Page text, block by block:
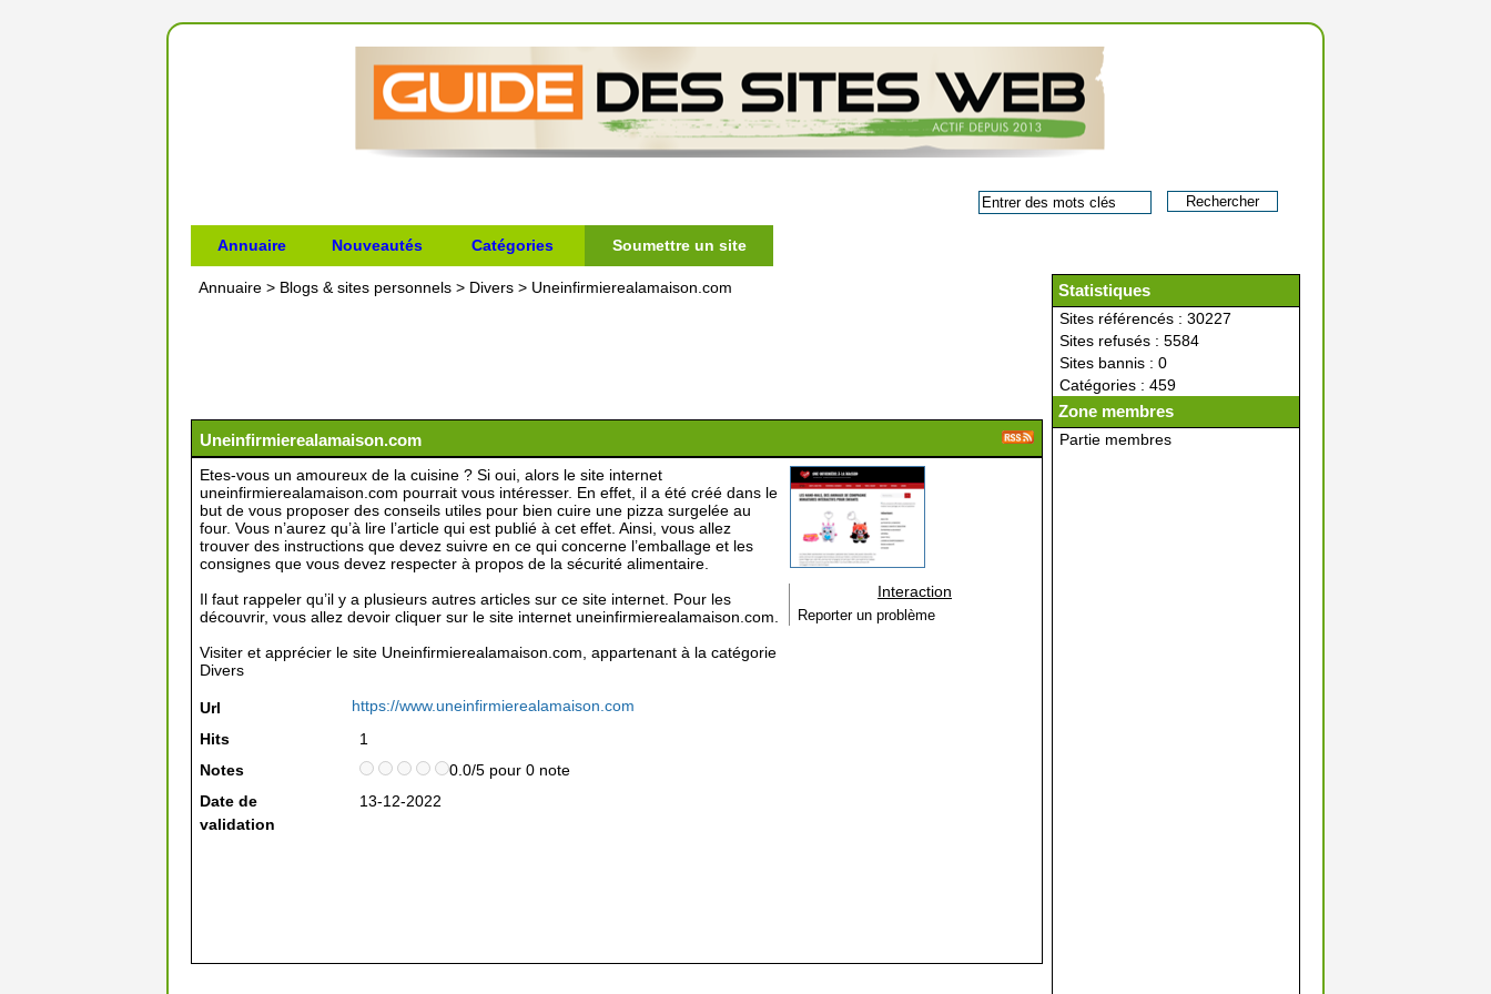
Annuaire Nouveautés Catégories Soumettre un site
Statistiques
Sites référencés : 30227
Sites refusés : 5584
Sites bannis : 0
Catégories : 459
Zone membres
Partie membres
Annuaire > Blogs & sites personnels > Divers > Uneinfirmierealamaison.com
Uneinfirmierealamaison.com
Etes-vous un amoureux de la cuisine ? Si oui, alors le site internet
uneinfirmierealamaison.com pourrait vous intéresser. En effet, il a été créé dans le
but de vous proposer des conseils utiles pour bien cuire une pizza surgelée au
four. Vous n’aurez qu’à lire l’article qui est publié à cet effet. Ainsi, vous allez
trouver des instructions que devez suivre en ce qui concerne l’emballage et les
consignes que vous devez respecter à propos de la sécurité alimentaire.
Il faut rappeler qu’il y a plusieurs autres articles sur ce site internet. Pour les
découvrir, vous allez devoir cliquer sur le site internet uneinfirmierealamaison.com.
Visiter et apprécier le site Uneinfirmierealamaison.com, appartenant à la catégorie
Divers
Url
https://www.uneinfirmierealamaison.com
Hits
1
Notes
0.0/5 pour 0 note
Date de
validation
13-12-2022
Interaction
Reporter un problème